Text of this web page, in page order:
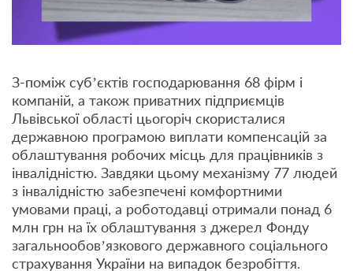
З-поміж суб’єктів господарювання 68 фірм і
компаній, а також приватних підприємців
Львівської області цьогоріч скористалися
державною програмою виплати компенсацій за
облаштування робочих місць для працівників з
інвалідністю. Завдяки цьому механізму 77 людей
з інвалідністю забезпечені комфортними
умовами праці, а роботодавці отримали понад 6
млн грн на їх облаштування з джерел Фонду
загальнообов’язкового державного соціального
страхування України на випадок безробіття.